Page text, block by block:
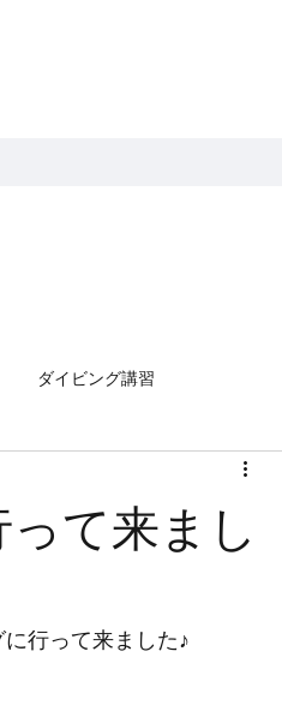
ダイビング講習
て来まし
行って来ました♪